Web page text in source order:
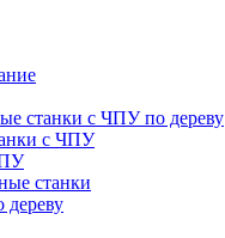
станки с ЧПУ по дереву
с ЧПУ
станки
дереву